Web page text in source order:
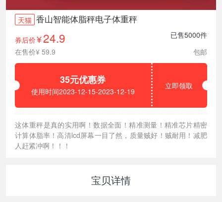
天猫 香山智能体脂秤电子体重秤
券后价¥24.9
已售5000件
在售价¥ 59.9
包邮
35元优惠券
使用时间2023-12-15-2023-12-19
立即领取
这体重秤是真的实用啊！数据全面！精准测量！精准芯片精密
计算体脂率！高清lcd屏幕一目了然，质量贼好！贼耐用！减肥
人赶紧冲啊！！！
宝贝详情